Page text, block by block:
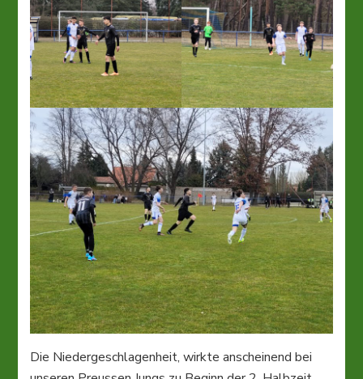
Die Niedergeschlagenheit, wirkte anscheinend bei